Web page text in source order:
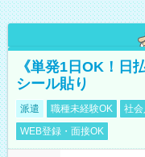
《単発1日OK！日
シール貼り
派遣 職種未経験OK 社
WEB登録・面接OK